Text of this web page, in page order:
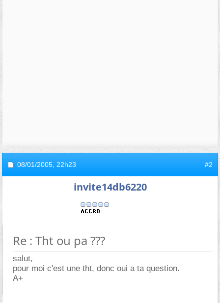
08/01/2005, 22h23 #2
invite14db6220
Re : Tht ou pa ???
salut,
pour moi c'est une tht, donc oui a ta question.
A+